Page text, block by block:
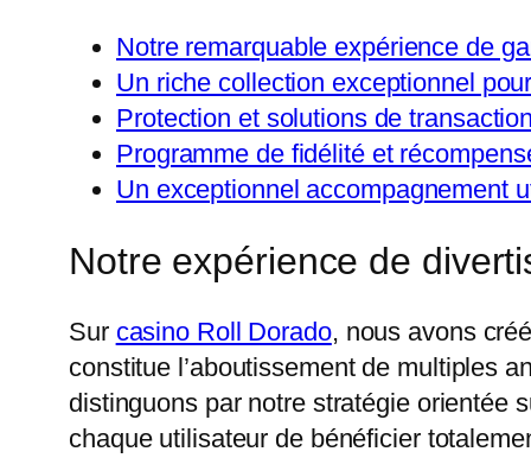
Notre remarquable expérience de
Un riche collection exceptionnel
Protection et solutions de transaction
Programme de fidélité et
Un exceptionnel accompagnement
Notre expérience de
Sur casino Roll Dorado, nous avons
constitue l’aboutissement de multiples
distinguons par notre stratégie orientée
chaque utilisateur de bénéficier